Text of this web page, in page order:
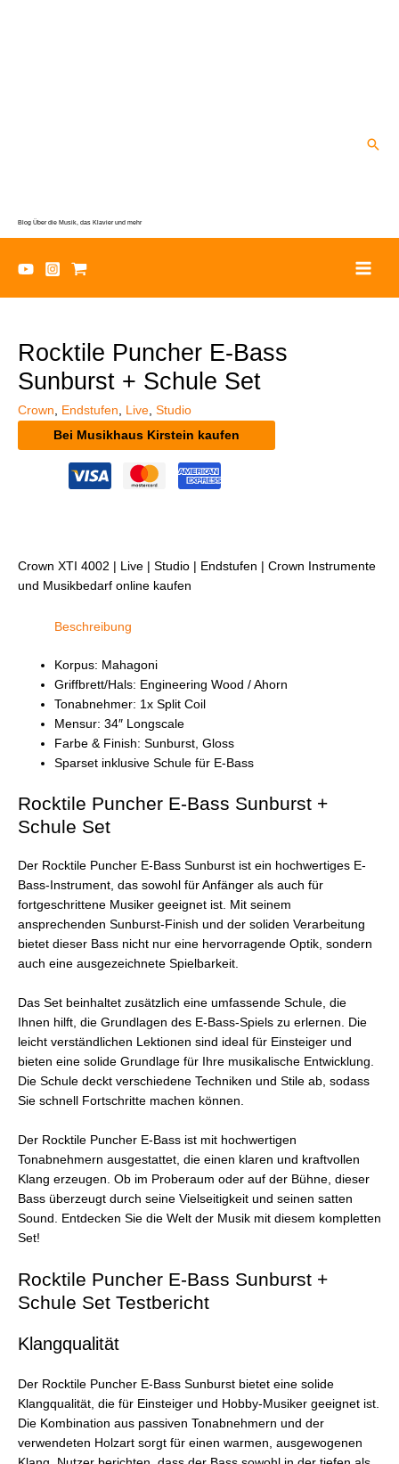
Blog Über die Musik, das Klavier und mehr
Rocktile Puncher E-Bass
Sunburst + Schule Set
Crown Endstufen Live Studio
Bei Musikhaus Kirstein kaufen
Crown XTI 4002 | Live | Studio | Endstufen | Crown Instrumente
und Musikbedarf online kaufen
Beschreibung
Korpus: Mahagoni
Griffbrett/Hals: Engineering Wood / Ahorn
Tonabnehmer: 1x Split Coil
Mensur: 34″ Longscale
Farbe & Finish: Sunburst, Gloss
Sparset inklusive Schule für E-Bass
Rocktile Puncher E-Bass Sunburst +
Schule Set
Der Rocktile Puncher E-Bass Sunburst ist ein hochwertiges E-
Bass-Instrument, das sowohl für Anfänger als auch für
fortgeschrittene Musiker geeignet ist. Mit seinem
ansprechenden Sunburst-Finish und der soliden Verarbeitung
bietet dieser Bass nicht nur eine hervorragende Optik, sondern
auch eine ausgezeichnete Spielbarkeit.
Das Set beinhaltet zusätzlich eine umfassende Schule, die
Ihnen hilft, die Grundlagen des E-Bass-Spiels zu erlernen. Die
leicht verständlichen Lektionen sind ideal für Einsteiger und
bieten eine solide Grundlage für Ihre musikalische Entwicklung.
Die Schule deckt verschiedene Techniken und Stile ab, sodass
Sie schnell Fortschritte machen können.
Der Rocktile Puncher E-Bass ist mit hochwertigen
Tonabnehmern ausgestattet, die einen klaren und kraftvollen
Klang erzeugen. Ob im Proberaum oder auf der Bühne, dieser
Bass überzeugt durch seine Vielseitigkeit und seinen satten
Sound. Entdecken Sie die Welt der Musik mit diesem kompletten
Set!
Rocktile Puncher E-Bass Sunburst +
Schule Set Testbericht
Klangqualität
Der Rocktile Puncher E-Bass Sunburst bietet eine solide
Klangqualität, die für Einsteiger und Hobby-Musiker geeignet ist.
Die Kombination aus passiven Tonabnehmern und der
verwendeten Holzart sorgt für einen warmen, ausgewogenen